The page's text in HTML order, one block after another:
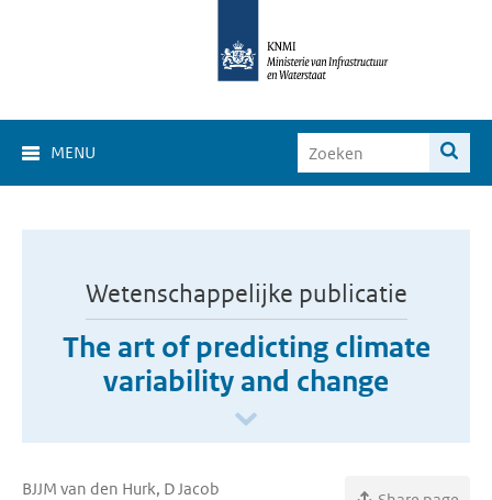
MENU
Wetenschappelijke publicatie
The art of predicting climate
variability and change
BJJM van den Hurk, D Jacob